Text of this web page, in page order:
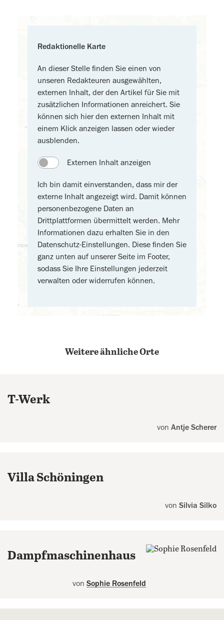
Redaktionelle Karte
An dieser Stelle finden Sie einen von
unseren Redakteuren ausgewählten,
externen Inhalt, der den Artikel für Sie mit
zusätzlichen Informationen anreichert. Sie
können sich hier den externen Inhalt mit
einem Klick anzeigen lassen oder wieder
ausblenden.
Externen Inhalt anzeigen
Ich bin damit einverstanden, dass mir der
externe Inhalt angezeigt wird. Damit können
personenbezogene Daten an
Drittplattformen übermittelt werden. Mehr
Informationen dazu erhalten Sie in den
Datenschutz-Einstellungen. Diese finden Sie
ganz unten auf unserer Seite im Footer,
sodass Sie Ihre Einstellungen jederzeit
verwalten oder widerrufen können.
Weitere ähnliche Orte
T-Werk
von Antje Scherer
Villa Schöningen
von Silvia Silko
Dampfmaschinenhaus
von Sophie Rosenfeld